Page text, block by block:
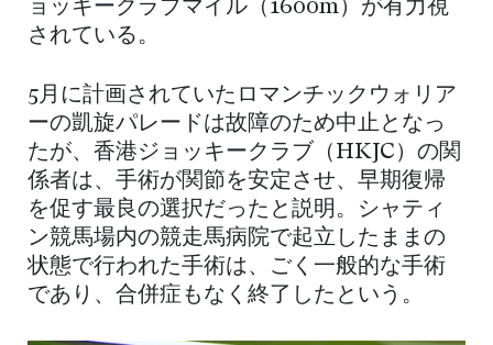
ョッキークラブマイル（1600m）が有力視
されている。
5月に計画されていたロマンチックウォリア
ーの凱旋パレードは故障のため中止となっ
たが、香港ジョッキークラブ（HKJC）の関
係者は、手術が関節を安定させ、早期復帰
を促す最良の選択だったと説明。シャティ
ン競馬場内の競走馬病院で起立したままの
状態で行われた手術は、ごく一般的な手術
であり、合併症もなく終了したという。